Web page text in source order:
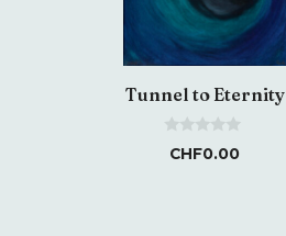
Tunnel to Eternity
0
oCHF0.00